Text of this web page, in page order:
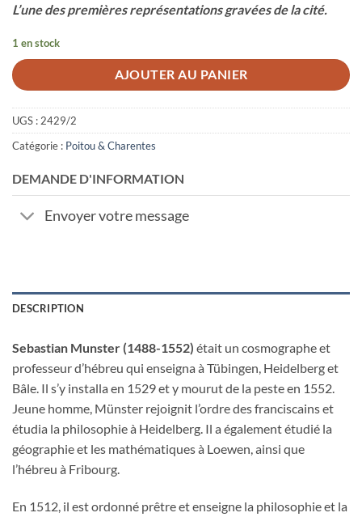
L’une des premières représentations gravées de la cité.
1 en stock
AJOUTER AU PANIER
UGS : 2429/2
Catégorie : Poitou & Charentes
DEMANDE D'INFORMATION
Envoyer votre message
DESCRIPTION
Sebastian Munster (1488-1552) était un cosmographe et
professeur d’hébreu qui enseigna à Tübingen, Heidelberg et
Bâle. Il s’y installa en 1529 et y mourut de la peste en 1552.
Jeune homme, Münster rejoignit l’ordre des franciscains et
étudia la philosophie à Heidelberg. Il a également étudié la
géographie et les mathématiques à Loewen, ainsi que
l’hébreu à Fribourg.
En 1512, il est ordonné prêtre et enseigne la philosophie et la